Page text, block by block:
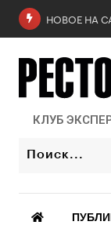
НОВОЕ НА
КЛУБ